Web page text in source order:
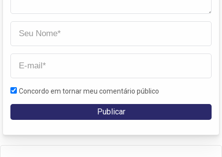
Concordo em tornar meu comentário público